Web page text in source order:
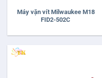
Máy vặn vít Milwaukee M18
FID2-502C